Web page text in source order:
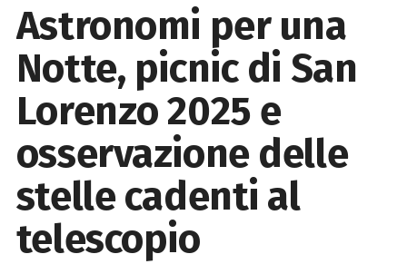
Astronomi per una
Notte, picnic di San
Lorenzo 2025 e
osservazione delle
stelle cadenti al
telescopio